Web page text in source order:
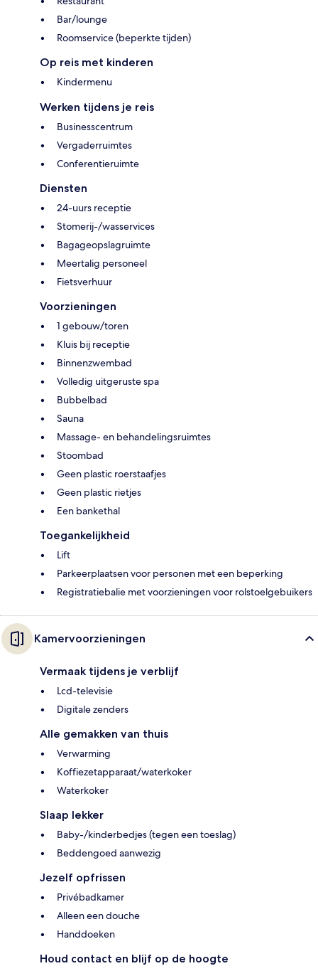
Bar/lounge
Roomservice (beperkte tijden)
Op reis met kinderen
Kindermenu
Werken tijdens je reis
Businesscentrum
Vergaderruimtes
Conferentieruimte
Diensten
24-uurs receptie
Stomerij-/wasservices
Bagageopslagruimte
Meertalig personeel
Fietsverhuur
Voorzieningen
1 gebouw/toren
Kluis bij receptie
Binnenzwembad
Volledig uitgeruste spa
Bubbelbad
Sauna
Massage- en behandelingsruimtes
Stoombad
Geen plastic roerstaafjes
Geen plastic rietjes
Een bankethal
Toegankelijkheid
Lift
Parkeerplaatsen voor personen met een beperking
Registratiebalie met voorzieningen voor rolstoelgebuikers
Kamervoorzieningen
Vermaak tijdens je verblijf
Lcd-televisie
Digitale zenders
Alle gemakken van thuis
Verwarming
Koffiezetapparaat/waterkoker
Waterkoker
Slaap lekker
Baby-/kinderbedjes (tegen een toeslag)
Beddengoed aanwezig
Jezelf opfrissen
Privébadkamer
Alleen een douche
Handdoeken
Houd contact en blijf op de hoogte